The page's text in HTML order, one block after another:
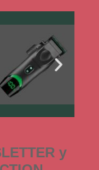
y